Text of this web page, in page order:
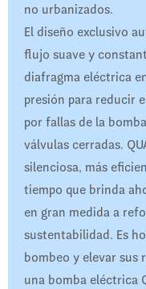
no urbanizados.
El diseño exclusivo
flujo suave y
diafragma eléctrica
presión para reducir
por fallas de la
válvulas cerradas.
silenciosa, más
tiempo que brinda
en gran medida a
sustentabilidad. Es
bombeo y elevar sus
una bomba eléctrica